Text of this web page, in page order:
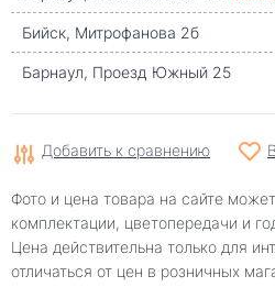
Бийск, Митрофанова 2б
Барнаул, Проезд Южный 25
Добавить к сравнению
Фото и цена товара на сайте
комплектации, цветопередачи и
Цена действительна только для
отличаться от цен в розничных